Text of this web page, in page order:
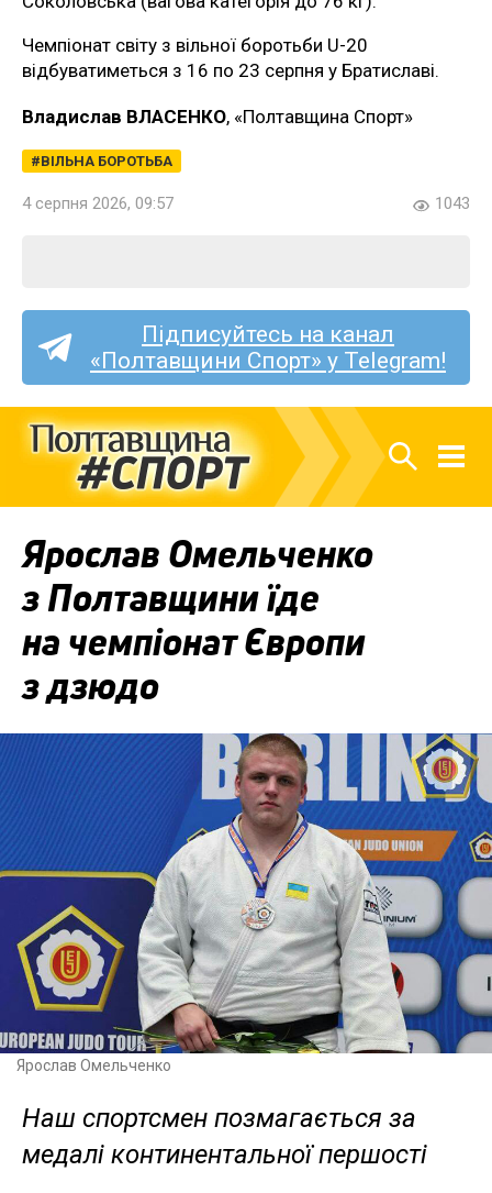
Чемпіонат світу з вільної боротьби U-20
відбуватиметься з 16 по 23 серпня у Братиславі.
Владислав ВЛАСЕНКО, «Полтавщина Спорт»
ВІЛЬНА БОРОТЬБА
4 серпня 2026, 09:57 1043
Підписуйтесь на канал
«Полтавщини Спорт» у Telegram!
Ярослав Омельченко
з Полтавщини їде
на чемпіонат Європи
з дзюдо
Ярослав Омельченко
Наш спортсмен позмагається за
медалі континентальної першості